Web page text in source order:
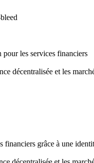
les services financiers
décentralisée et les
financiers grâce à une